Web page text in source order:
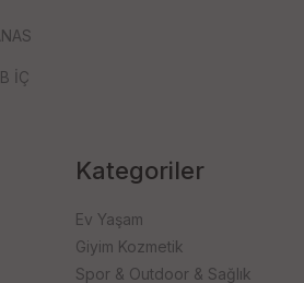
İÇ
Kategoriler
Ev Yaşam
Giyim Kozmetik
Spor & Outdoor & Sağlık